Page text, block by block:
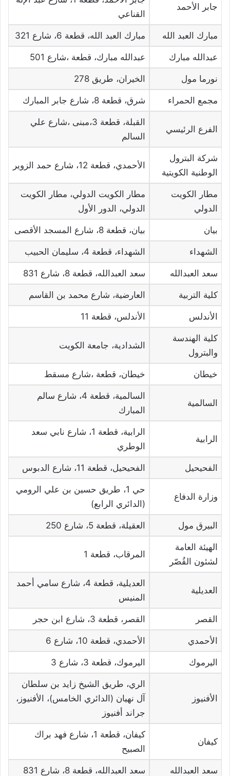
جابر الأحمد
القناعي
مبارك العبد الله مبارك العبد الله، قطعة 6، شارع 321
عبدالله مبارك عبدالله مبارك، قطعة ،شارع 501
نورما مول الخيران، طريق 278
مجمع الحمراء شرق، قطعة 8، شارع جابر المبارك
الفرع الرئيسي
القبلة، قطعة 3،مبنى ،شارع علي
السالم
شركة البترول
الوطنية الكويتية
الأحمدي، قطعة 12، شارع حمد الزوير
مطار الكويت
الدولي
مطار الكويت الدولي، مطار الكويت
الدولي، الدور الأول
بيان بيان، قطعة 8، شارع المسجد الأقصى
الشهداء الشهداء، قطعة 4، سليمان الحبيب
سعد العبدالله سعد العبدالله، قطعة 8، شارع 831
كلية التربية العارضية، شارع محمد بن القاسم
الأندلس الأندلس، قطعة 11
كلية الهندسة
والبترول
الشدادية، جامعة الكويت
خيطان خيطان، قطعة ،شارع مسقط
السالمية
السالمية، قطعة 4، شارع سالم
المبارك
الرابية
الرابية، قطعة 1، شارع نابي سعد
الوطري
الفحيحيل الفحيحيل، قطعة 11، شارع الدبوس
وزارة الدفاع
حي 1، طريق حسين بن علي الرومي
(الدائري الرابع)
البيرق مول العقيلة، قطعة 5، شارع 250
الهيئة العامة
لشئون القُصّر
المرقاب، قطعة 1
العديلية
العديلية، قطعة 4، شارع سامي أحمد
المنيس
القصر القصر، قطعة 3، شارع ابن حجر
الأحمدي الأحمدي، قطعة 10، شارع 6
اليرموك اليرموك، قطعة 3، شارع 3
الأفنيوز
الري، طريق الشيخ زايد بن سلطان
آل نهيان (الدائري الخامس)، الأفنيوز،
جراند أفنيوز
كيفان
كيفان، قطعة 1، شارع فهد براك
الصبيح
سعد العبدالله سعد العبدالله، قطعة 8، شارع 831